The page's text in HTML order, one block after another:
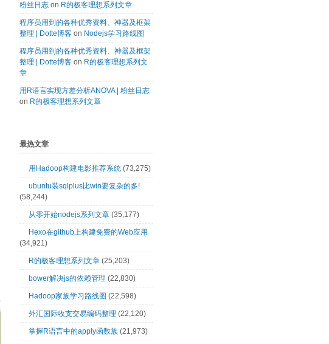
粉丝日志 on R的极客理想系列文章
程序员用到的各种优秀资料、神器及框架
整理 | Dotte博客 on Nodejs学习路线图
程序员用到的各种优秀资料、神器及框架
整理 | Dotte博客 on R的极客理想系列文
章
用R语言实现方差分析ANOVA | 粉丝日志
on R的极客理想系列文章
最热文章
用Hadoop构建电影推荐系统 (73,275)
ubuntu装sqlplus比win要复杂的多!
(58,244)
从零开始nodejs系列文章 (35,177)
Hexo在github上构建免费的Web应用
(34,921)
R的极客理想系列文章 (25,203)
bower解决js的依赖管理 (22,830)
Hadoop家族学习路线图 (22,598)
外汇国际收支交易编码整理 (22,120)
掌握R语言中的apply函数族 (21,973)